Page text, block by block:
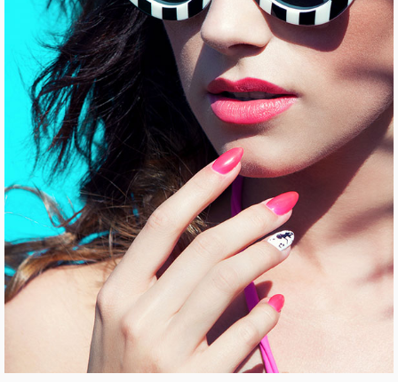
UNDERGROUND HITS
Pinterest